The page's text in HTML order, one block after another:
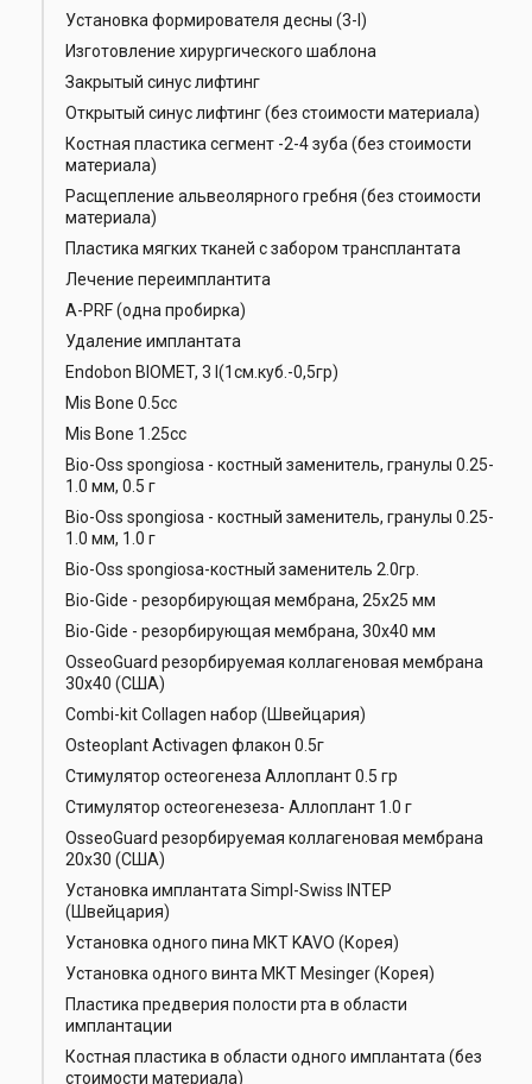
Установка формирователя десны (3-I)
Изготовление хирургического шаблона
Закрытый синус лифтинг
Открытый синус лифтинг (без стоимости материала)
Костная пластика сегмент -2-4 зуба (без стоимости
материала)
Расщепление альвеолярного гребня (без стоимости
материала)
Пластика мягких тканей с забором трансплантата
Лечение переимплантита
А-РRF (одна пробирка)
Удаление имплантата
Endobon BIOMET, 3 I(1см.куб.-0,5гр)
Mis Bone 0.5cc
Mis Bone 1.25cc
Bio-Oss spongiosa - костный заменитель, гранулы 0.25-
1.0 мм, 0.5 г
Bio-Oss spongiosa - костный заменитель, гранулы 0.25-
1.0 мм, 1.0 г
Bio-Oss spongiosa-костный заменитель 2.0гр.
Bio-Gide - резорбирующая мембрана, 25х25 мм
Bio-Gide - резорбирующая мембрана, 30х40 мм
OsseoGuard резорбируемая коллагеновая мембрана
30х40 (США)
Combi-kit Collagen набор (Швейцария)
Osteoplant Activagen флакон 0.5г
Стимулятор остеогенеза Аллоплант 0.5 гр
Стимулятор остеогенезеза- Аллоплант 1.0 г
OsseoGuard резорбируемая коллагеновая мембрана
20х30 (США)
Установка имплантата Simpl-Swiss INTEP
(Швейцария)
Установка одного пина МКТ KAVO (Корея)
Установка одного винта МКТ Mesinger (Корея)
Пластика предверия полости рта в области
имплантации
Костная пластика в области одного имплантата (без
стоимости материала)